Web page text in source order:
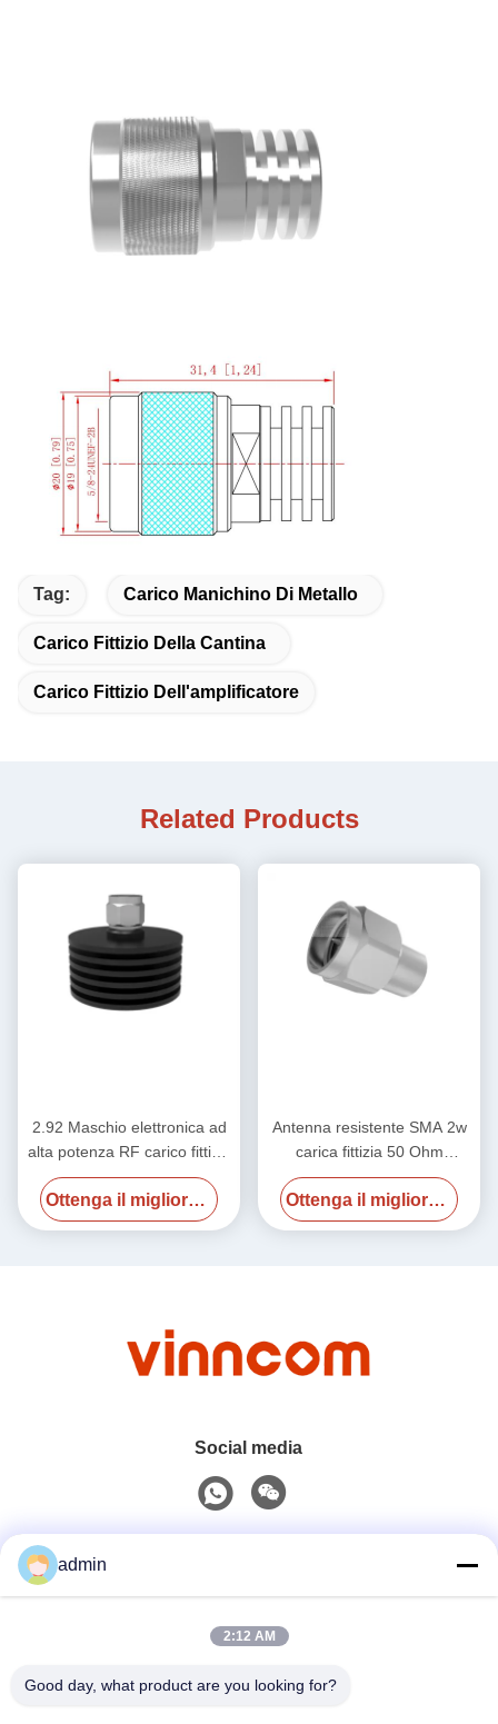
Tag: Carico Manichino Di Metallo
Carico Fittizio Della Cantina
Carico Fittizio Dell'amplificatore
Related Products
2.92 Maschio elettronica ad
alta potenza RF carico fittizio
50 ohm DC-40GHz 20W
Ottenga il migliore prezzo
Antenna resistente SMA 2w
carica fittizia 50 Ohm
2.4Male 50GHz
Ottenga il migliore prezzo
Social media
0086-551-65396351
admin
2:12 AM
Good day, what product are you looking for?